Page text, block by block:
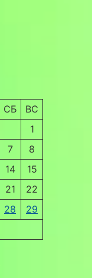
СБ
ВС
1
7
8
14
15
21
22
28
29